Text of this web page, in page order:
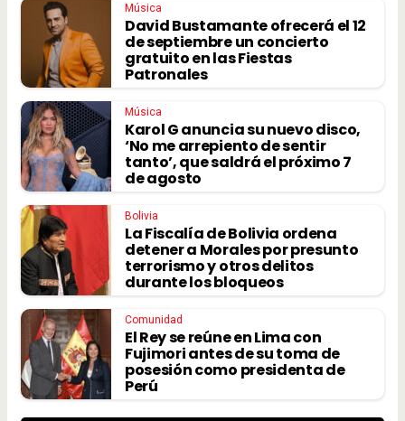
Música
David Bustamante ofrecerá el 12
de septiembre un concierto
gratuito en las Fiestas
Patronales
Música
Karol G anuncia su nuevo disco,
‘No me arrepiento de sentir
tanto’, que saldrá el próximo 7
de agosto
Bolivia
La Fiscalía de Bolivia ordena
detener a Morales por presunto
terrorismo y otros delitos
durante los bloqueos
Comunidad
El Rey se reúne en Lima con
Fujimori antes de su toma de
posesión como presidenta de
Perú